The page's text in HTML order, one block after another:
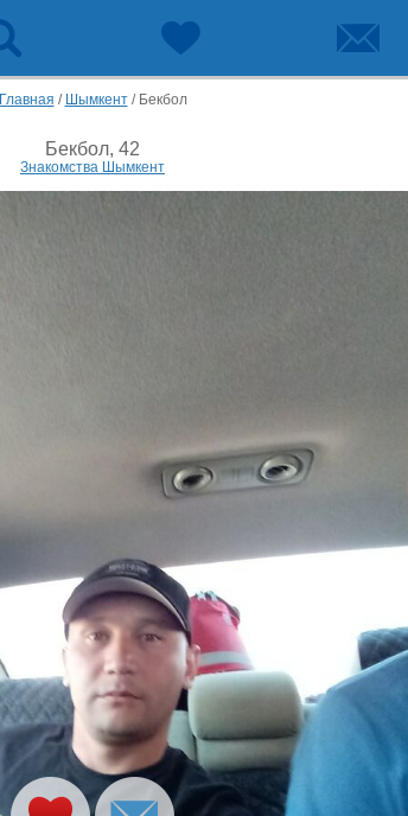
Главная / Шымкент/ Бекбол
Бекбол, 42
Знакомства Шымкент